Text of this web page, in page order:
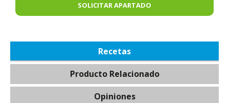
SOLICITAR APARTADO
Recetas
Producto Relacionado
Opiniones